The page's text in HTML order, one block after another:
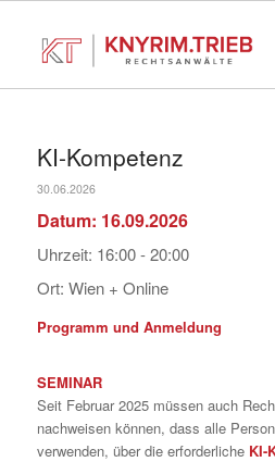
KI-Kompetenz
30.06.2026
Datum: 16.09.2026
Uhrzeit: 16:00 - 20:00
Ort: Wien + Online
Programm und Anmeldung
SEMINAR
Seit Februar 2025 müssen auch
nachweisen können, dass alle
verwenden, über die erforderliche KI-